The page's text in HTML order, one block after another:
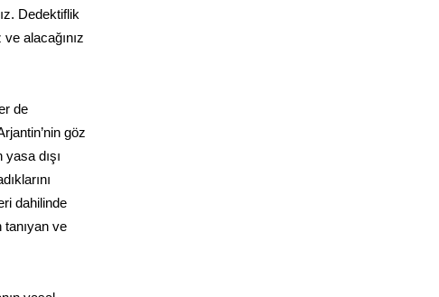
Dedektiflik
alacağınız
de
göz
dışı
dahilinde
tanıyan ve